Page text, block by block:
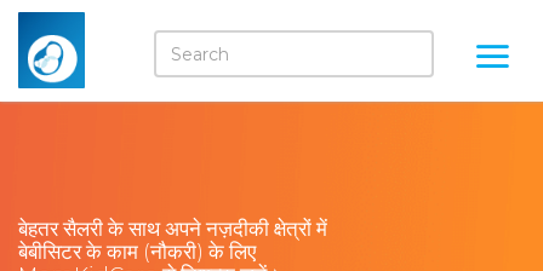
बेहतर सैलरी के साथ अपने नज़दीकी क्षेत्रों में
बेबीसिटर के काम (नौकरी) के लिए